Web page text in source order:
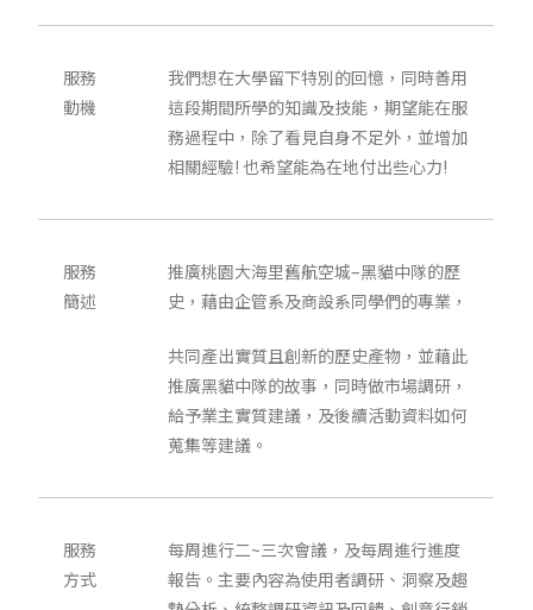
服務
動機
我們想在大學留下特別的回憶，同時善用
這段期間所學的知識及技能，期望能在服
務過程中，除了看見自身不足外，並增加
相關經驗! 也希望能為在地付出些心力!
服務
簡述
推廣桃園大海里舊航空城–黑貓中隊的歷
史，藉由企管系及商設系同學們的專業，
共同產出實質且創新的歷史產物，並藉此
推廣黑貓中隊的故事，同時做市場調研，
給予業主實質建議，及後續活動資料如何
蒐集等建議。
服務
方式
每周進行二~三次會議，及每周進行進度
報告。主要內容為使用者調研、洞察及趨